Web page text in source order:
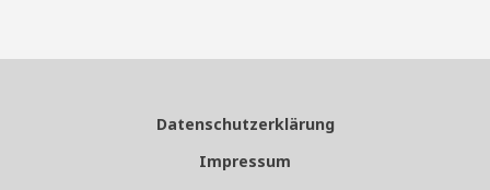
Datenschutzerklärung
Impressum